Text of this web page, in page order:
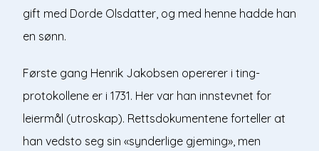
gift med Dorde Olsdatter, og med henne hadde han
en sønn.
Første gang Henrik Jakobsen opererer i ting-
protokollene er i 1731. Her var han innstevnet for
leiermål (utroskap). Rettsdokumentene forteller at
han vedsto seg sin «synderlige gjeming», men